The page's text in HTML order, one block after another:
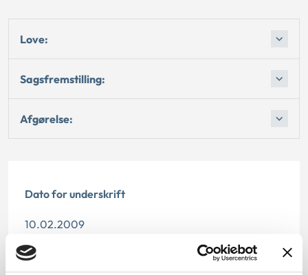
Love:
Sagsfremstilling:
Afgørelse:
Dato for underskrift
10.02.2009
Offentliggørelsesdato